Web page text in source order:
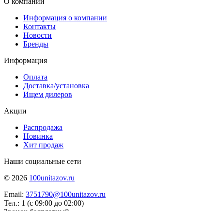
Информация о компании
Контакты
Новости
Бренды
Информация
Оплата
Доставка/установка
Ищем дилеров
Акции
Распродажа
Новинка
Хит продаж
Наши социальные сети
© 2026 100unitazov.ru
Email: 3751790@100unitazov.ru
Тел.: 1 (с 09:00 до 02:00)